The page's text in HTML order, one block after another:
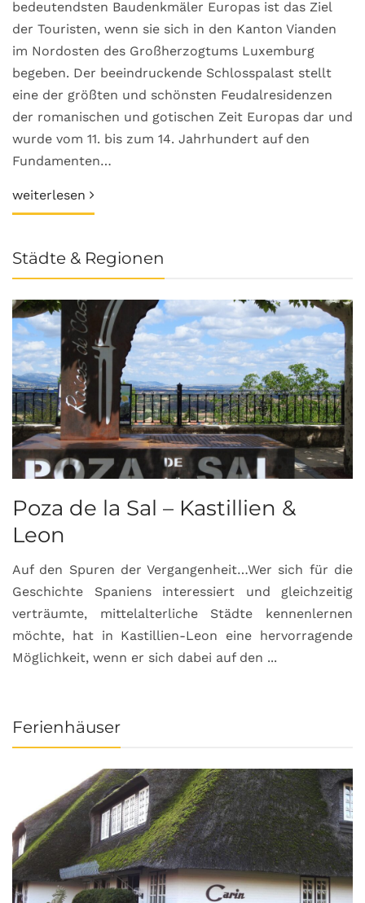
bedeutendsten Baudenkmäler Europas ist das Ziel
der Touristen, wenn sie sich in den Kanton Vianden
im Nordosten des Großherzogtums Luxemburg
begeben. Der beeindruckende Schlosspalast stellt
eine der größten und schönsten Feudalresidenzen
der romanischen und gotischen Zeit Europas dar und
wurde vom 11. bis zum 14. Jahrhundert auf den
Fundamenten…
weiterlesen
Städte & Regionen
Poza de la Sal – Kastillien &
Leon
Auf den Spuren der Vergangenheit…Wer sich für die
Geschichte Spaniens interessiert und gleichzeitig
verträumte, mittelalterliche Städte kennenlernen
möchte, hat in Kastillien-Leon eine hervorragende
Möglichkeit, wenn er sich dabei auf den ...
Ferienhäuser